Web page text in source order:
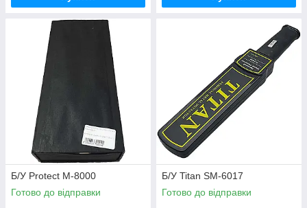
Б/У Protect M-8000
Готово до відправки
Б/У Titan SM-6017
Готово до відправки